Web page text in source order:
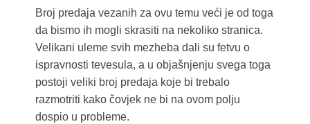
Broj predaja vezanih za ovu temu veći je od toga
da bismo ih mogli skrasiti na nekoliko stranica.
Velikani uleme svih mezheba dali su fetvu o
ispravnosti tevesula, a u objašnjenju svega toga
postoji veliki broj predaja koje bi trebalo
razmotriti kako čovjek ne bi na ovom polju
dospio u probleme.